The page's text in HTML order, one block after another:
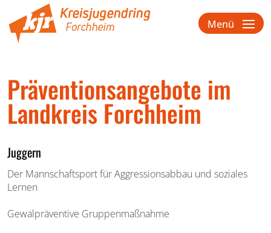
Menü
Präventionsangebote im
Landkreis Forchheim
Juggern
Der Mannschaftsport für Aggressionsabbau und soziales
Lernen
Gewalpräventive Gruppenmaßnahme